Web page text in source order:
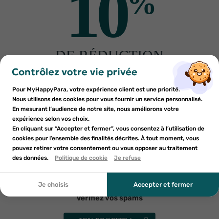
MARQUE CONSEIL
d'Oreilles 4 paires
AJOUTER AU PANIER
montagne 70gr
AJOUTER AU PANIER
-30%
SOINEO
Soineo Bâtonnets ouaté 200
€31
-30%
GRANIONS
Granions Kid Spray Nasal 20ml
6€904€83
Ajouter à ma liste d'envies ×
add_circle_outline
Créer une nouvelle liste
((modalTitle)) ×
((confirmMessage))
((cancelText))
((modalDeleteText))
×
Nom de la liste d'envies
Annuler
Créer une liste d'envies
×
Vous devez être connecté pour ajouter des produits à votre
liste d'envies.
Annuler
Connexion
Contrôlez votre vie privée
Pour MyHappyPara, votre expérience client est une priorité.
Nous utilisons des cookies pour vous fournir un service personnalisé.
En mesurant l’audience de notre site, nous améliorons votre
expérience selon vos choix.
En cliquant sur “Accepter et fermer”, vous consentez à l’utilisation de
cookies pour l’ensemble des finalités décrites. À tout moment, vous
pouvez retirer votre consentement ou vous opposer au traitement
des données.
Politique de cookie Je refuse
Je choisis Accepter et fermer
DE RÉDUCTION
sur votre première commande
Inscrivez-vous à notre newsletter et profitez
d'une réduction sur votre première commande*
En soumettant ce formulaire, j'accepte que les
informations saisies soient utilisées dans le cadre de
ma demande et de la relation commerciale qui peut en
découler. Vous référer à la politique de confidentialité.
Vérifiez vos spams